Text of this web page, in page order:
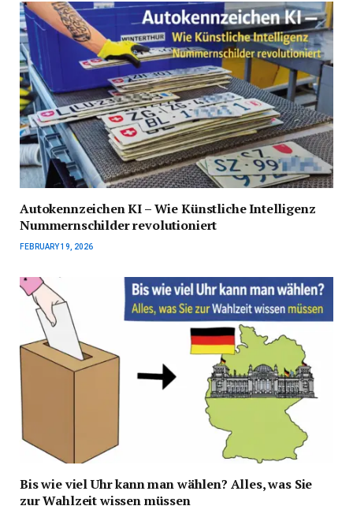
Autokennzeichen KI – Wie Künstliche Intelligenz
Nummernschilder revolutioniert
FEBRUARY 19, 2026
Bis wie viel Uhr kann man wählen? Alles, was Sie
zur Wahlzeit wissen müssen